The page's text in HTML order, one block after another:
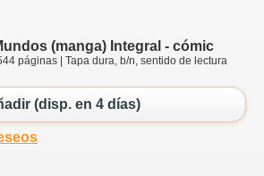
(manga) Integral - cómic
páginas | Tapa dura, b/n, sentido de lectura
(disp. en 4 días)